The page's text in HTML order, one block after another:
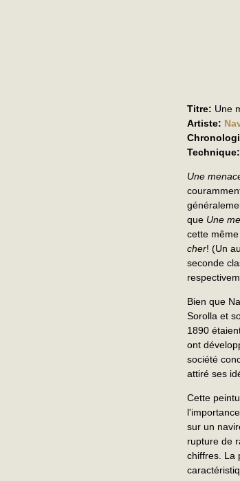
Titre: Une
Artiste:
Technique:
Une
que Une
cette
cher! (Un
seconde
Bien que
Sorolla et
1890
ont
société
attiré ses
Cette
sur un
rupture de
chiffres. La